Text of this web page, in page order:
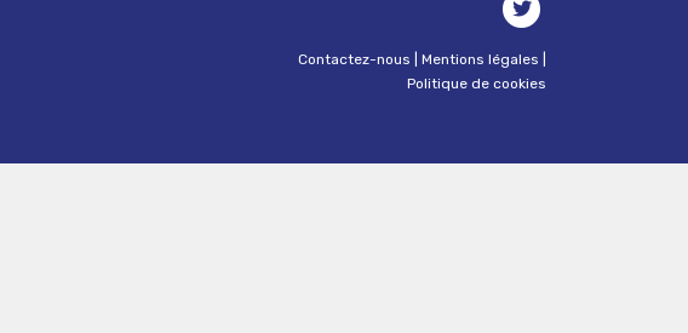
Contactez-nous Mentions légales
Politique de cookies